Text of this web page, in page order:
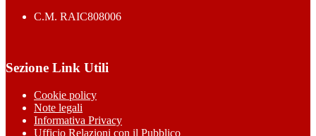
C.M. RAIC808006
Sezione Link Utili
Cookie policy
Note legali
Informativa Privacy
Ufficio Relazioni con il Pubblico